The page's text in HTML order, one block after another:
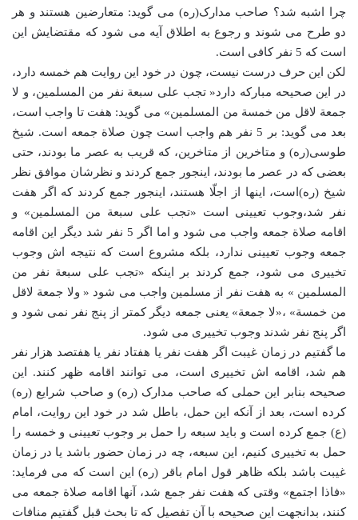
چرا اشبه شد؟ صاحب مدارک(ره) می گوید: متعارضین هستند و هر
دو طرح می شوند و رجوع به اطلاق آیه می شود که مقتضایش این
است که 5 نفر کافی است.
لکن این حرف درست نیست، چون در خود این روایت هم خمسه دارد،
در این صحیحه مبارکه دارد« تجب علی سبعة نفر من المسلمین، و لا
جمعة لاقل من خمسة من المسلمین» می گوید: هفت تا واجب است،
بعد می گوید: بر 5 نفر هم واجب است چون صلاة جمعه است. شیخ
طوسی(ره) و متاخرین از متاخرین، که قریب به عصر ما بودند، حتی
بعضی که در عصر ما بودند، اینجور جمع کردند و نظرشان موافق نظر
شیخ (ره)است، اینها از اجلّا هستند، اینجور جمع کردند که اگر هفت
نفر شد،وجوب تعیینی است «تجب علی سبعة من المسلمین» و
اقامه صلاة جمعه واجب می شود و اما اگر 5 نفر شد دیگر این اقامه
جمعه وجوب تعیینی ندارد، بلکه مشروع است که نتیجه اش وجوب
تخییری می شود، جمع کردند بر اینکه «تجب علی سبعة نفر من
المسلمین » به هفت نفر از مسلمین واجب می شود « ولا جمعة لاقل
من خمسة» ،«لا جمعة» یعنی جمعه دیگر کمتر از پنج نفر نمی شود و
اگر پنج نفر شدند وجوب تخییری می شود.
ما گفتیم در زمان غیبت اگر هفت نفر یا هفتاد نفر یا هفتصد هزار نفر
هم شد، اقامه اش تخییری است، می توانند اقامه ظهر کنند. این
صحیحه بنابر این حملی که صاحب مدارک (ره) و صاحب شرایع (ره)
کرده است، بعد از آنکه این حمل، باطل شد در خود این روایت، امام
(ع) جمع کرده است و باید سبعه را حمل بر وجوب تعیینی و خمسه را
حمل به تخییری کنیم، این سبعه، چه در زمان حضور باشد یا در زمان
غیبت باشد بلکه ظاهر قول امام باقر (ره) این است که می فرماید:
«فاذا اجتمع» وقتی که هفت نفر جمع شد، آنها اقامه صلاة جمعه می
کنند، بدانجهت این صحیحه با آن تفصیل که تا بحث قبل گفتیم منافات